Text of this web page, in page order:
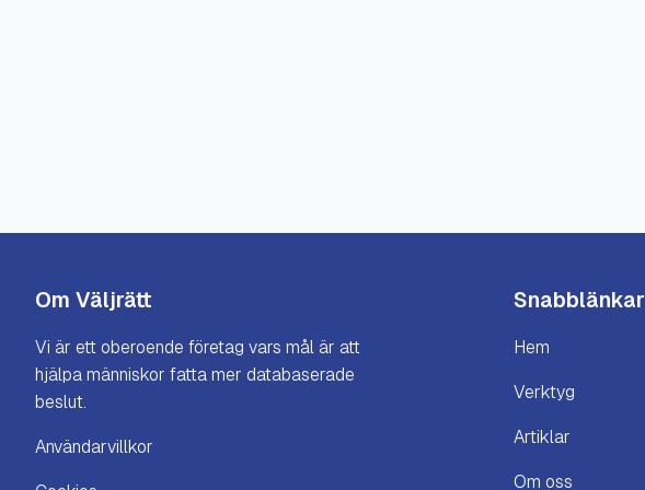
Om Väljrätt
Vi är ett oberoende företag vars mål är att
hjälpa människor fatta mer databaserade
beslut.
Användarvillkor
Snabblänkar
Hem
Verktyg
Artiklar
Om oss